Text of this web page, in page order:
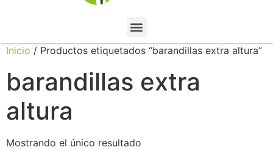
Inicio / Productos etiquetados “barandillas extra altura”
barandillas extra
altura
Mostrando el único resultado